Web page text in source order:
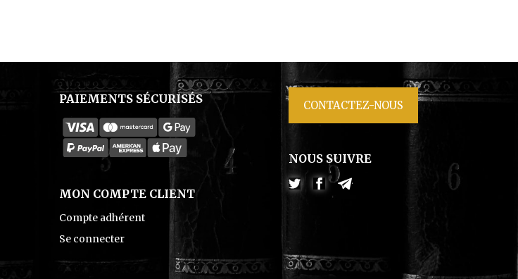
PAIEMENTS SÉCURISÉS
MON COMPTE CLIENT
Compte adhérent
Se connecter
CONTACTEZ-NOUS
NOUS SUIVRE
TwitterFacebook